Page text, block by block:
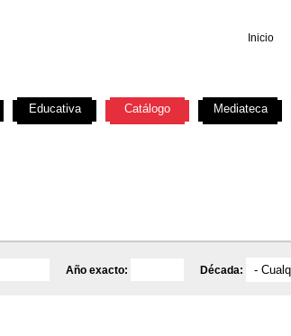
Inicio
Año exacto: Década:
Educativa Catálogo Mediateca